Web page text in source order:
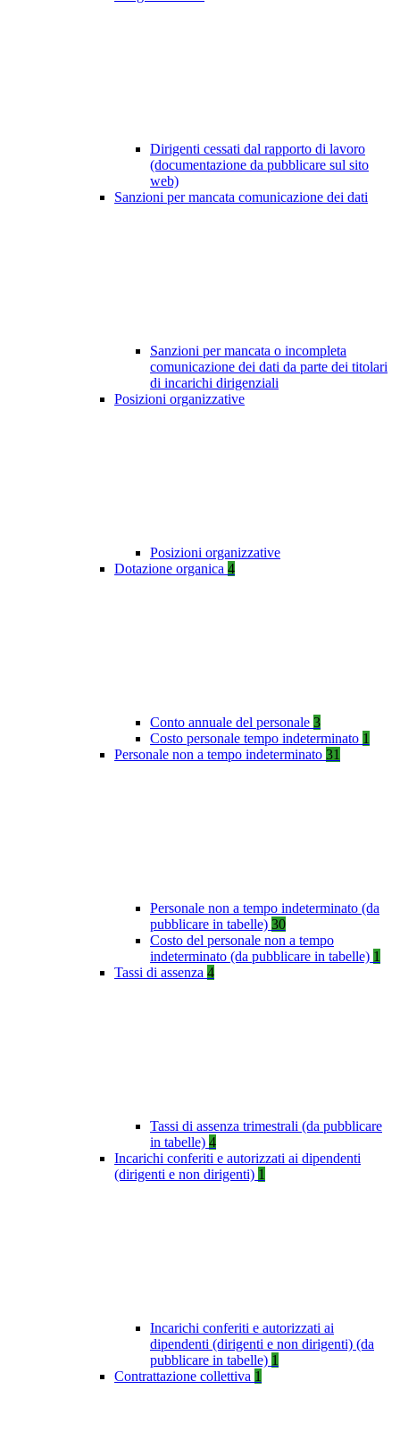
Dirigenti cessati dal rapporto di lavoro
(documentazione da pubblicare sul sito
web)
Sanzioni per mancata comunicazione dei dati
Sanzioni per mancata o incompleta
comunicazione dei dati da parte dei titolari
di incarichi dirigenziali
Posizioni organizzative
Posizioni organizzative
Dotazione organica 4
Conto annuale del personale 3
Costo personale tempo indeterminato 1
Personale non a tempo indeterminato 31
Personale non a tempo indeterminato (da
pubblicare in tabelle) 30
Costo del personale non a tempo
indeterminato (da pubblicare in tabelle) 1
Tassi di assenza 4
Tassi di assenza trimestrali (da pubblicare
in tabelle) 4
Incarichi conferiti e autorizzati ai dipendenti
(dirigenti e non dirigenti) 1
Incarichi conferiti e autorizzati ai
dipendenti (dirigenti e non dirigenti) (da
pubblicare in tabelle) 1
Contrattazione collettiva 1